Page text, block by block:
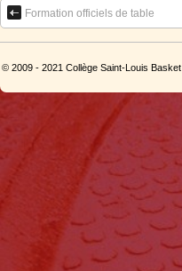
Formation officiels de table
© 2009 - 2021 Collège Saint-Louis Basket